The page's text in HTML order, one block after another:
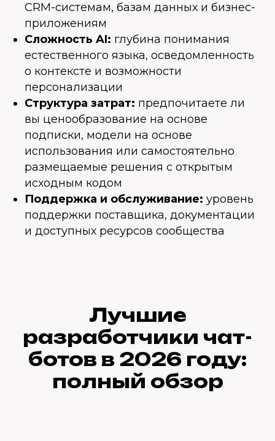
CRM-системам, базам данных и бизнес-
приложениям
Сложность AI: глубина понимания
естественного языка, осведомленность
о контексте и возможности
персонализации
Структура затрат: предпочитаете ли
вы ценообразование на основе
подписки, модели на основе
использования или самостоятельно
размещаемые решения с открытым
исходным кодом
Поддержка и обслуживание: уровень
поддержки поставщика, документации
и доступных ресурсов сообщества
Лучшие
разработчики чат-
ботов в 2026 году:
полный обзор